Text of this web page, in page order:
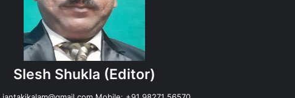
Slesh Shukla (Editor)